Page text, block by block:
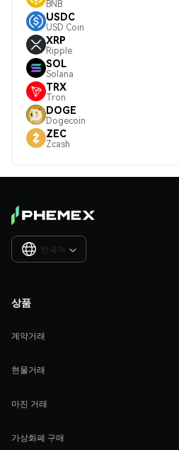
BNB
USDC
USD Coin
XRP
Ripple
SOL
Solana
TRX
Tron
DOGE
Dogecoin
ZEC
Zcash
한국어 
상품
계약거래
현물거래
마진 거래
가상화폐 구매